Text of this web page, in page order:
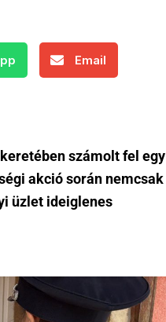
Email
számolt fel egy
akció során nemcsak
üzlet ideiglenes